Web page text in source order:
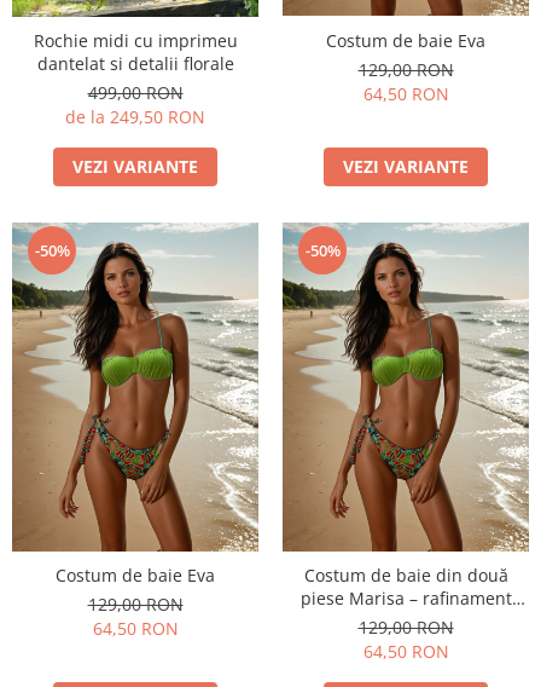
Rochie midi cu imprimeu
dantelat si detalii florale
499,00 RON
de la 249,50 RON
VEZI VARIANTE
Costum de baie Eva
129,00 RON
64,50 RON
VEZI VARIANTE
-50%
Costum de baie Eva
129,00 RON
64,50 RON
-50%
Costum de baie din două
piese Marisa – rafinament
modern și confort de vară
129,00 RON
64,50 RON